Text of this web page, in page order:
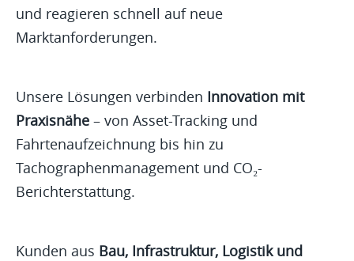
und reagieren schnell auf neue
Marktanforderungen.
Unsere Lösungen verbinden Innovation mit
Praxisnähe – von Asset-Tracking und
Fahrtenaufzeichnung bis hin zu
Tachographenmanagement und CO₂-
Berichterstattung.
Kunden aus Bau, Infrastruktur, Logistik und